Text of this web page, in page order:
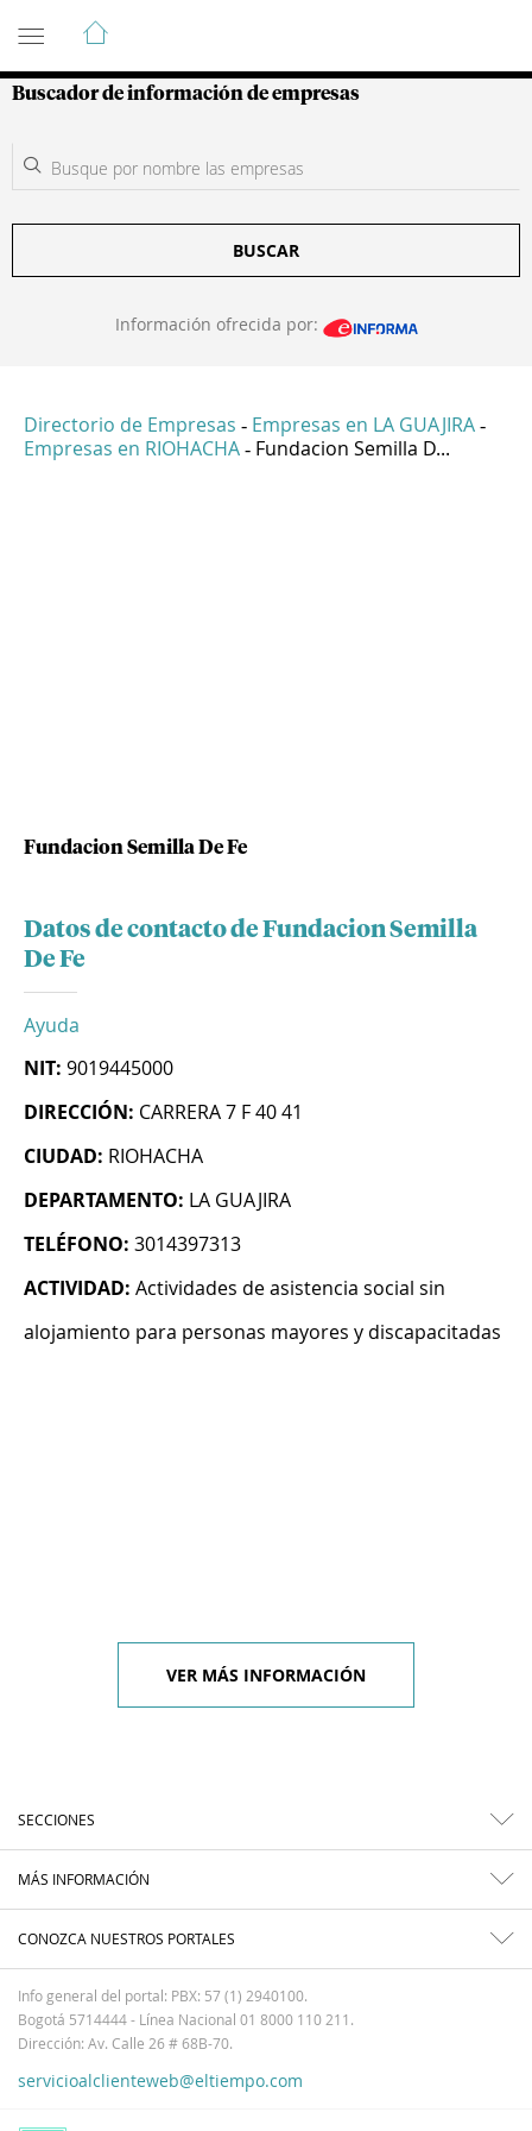
Guía de Empresas Colombianas
Buscador de información de empresas
BUSCAR
Información ofrecida por:
Directorio de Empresas - Empresas en LA GUAJIRA -
Empresas en RIOHACHA - Fundacion Semilla D...
Fundacion Semilla De Fe
Datos de contacto de Fundacion Semilla
De Fe
Ayuda
NIT: 9019445000
DIRECCIÓN: CARRERA 7 F 40 41
CIUDAD: RIOHACHA
DEPARTAMENTO: LA GUAJIRA
TELÉFONO: 3014397313
ACTIVIDAD: Actividades de asistencia social sin
alojamiento para personas mayores y discapacitadas
VER MÁS INFORMACIÓN
SECCIONES
MÁS INFORMACIÓN
CONOZCA NUESTROS PORTALES
Info general del portal: PBX: 57 (1) 2940100.
Bogotá 5714444 - Línea Nacional 01 8000 110 211.
Dirección: Av. Calle 26 # 68B-70.
servicioalclienteweb@eltiempo.com